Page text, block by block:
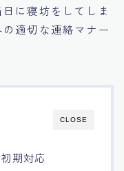
ヒント
に寝坊をしてしま
適切な連絡マナー
CLOSE
期対応